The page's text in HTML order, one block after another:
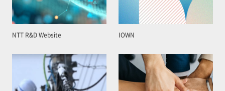
NTT R&D Website IOWN